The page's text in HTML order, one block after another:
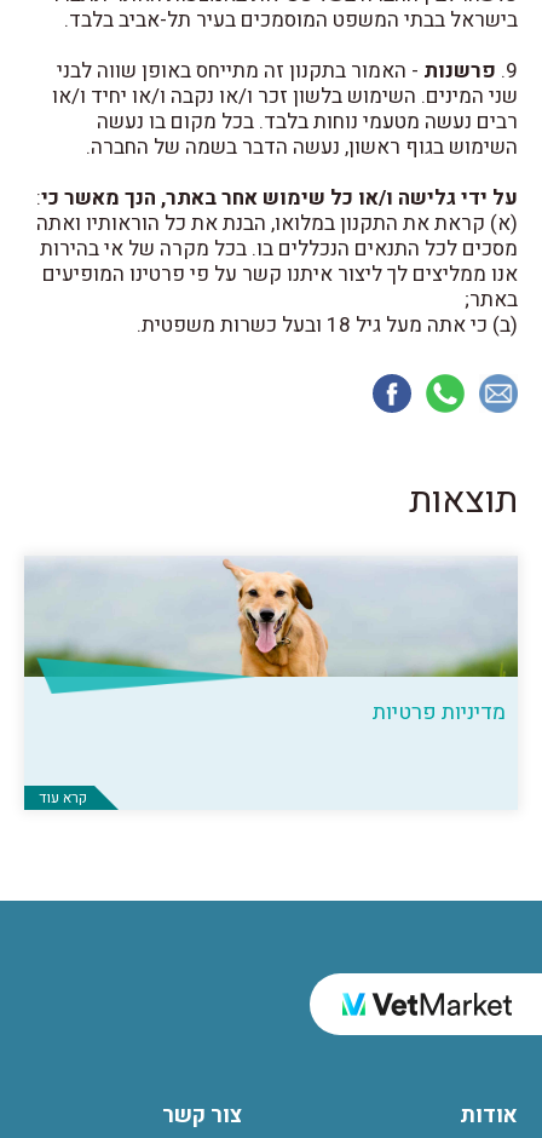
בישראל בבתי המשפט המוסמכים בעיר תל-אביב בלבד.
9. פרשנות - האמור בתקנון זה מתייחס באופן שווה לבני
שני המינים. השימוש בלשון זכר ו/או נקבה ו/או יחיד ו/או
רבים נעשה מטעמי נוחות בלבד. בכל מקום בו נעשה
השימוש בגוף ראשון, נעשה הדבר בשמה של החברה.
על ידי גלישה ו/או כל שימוש אחר באתר, הנך מאשר כי:
(א) קראת את התקנון במלואו, הבנת את כל הוראותיו ואתה
מסכים לכל התנאים הנכללים בו. בכל מקרה של אי בהירות
אנו ממליצים לך ליצור איתנו קשר על פי פרטינו המופיעים
באתר;
(ב) כי אתה מעל גיל 18 ובעל כשרות משפטית.
תוצאות
מדיניות פרטיות
קרא עוד
אודות צור קשר